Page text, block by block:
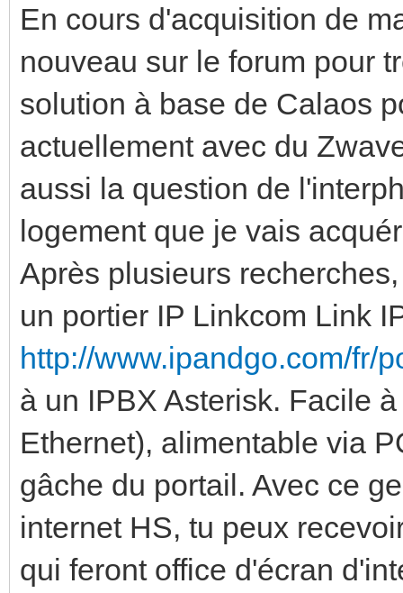
En cours d'acquisition de
nouveau sur le forum pour
solution à base de Calaos
actuellement avec du
aussi la question de
logement que je vais
Après plusieurs
un portier IP Linkcom Link
http://www.ipandgo.com/fr/
à un IPBX Asterisk. Facile
Ethernet), alimentable via
gâche du portail. Avec ce
internet HS, tu peux
qui feront office d'écran